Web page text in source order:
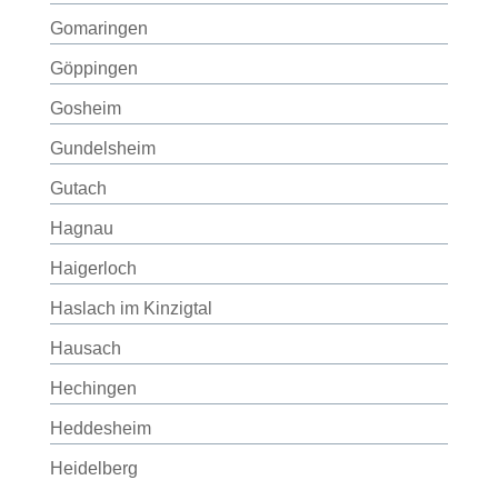
Gomaringen
Göppingen
Gosheim
Gundelsheim
Gutach
Hagnau
Haigerloch
Haslach im Kinzigtal
Hausach
Hechingen
Heddesheim
Heidelberg